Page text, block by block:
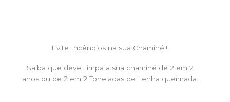
Evite Incêndios na sua Chaminé!!!
Saiba que deve limpa a sua chaminé de 2 em 2
anos ou de 2 em 2 Toneladas de Lenha queimada.